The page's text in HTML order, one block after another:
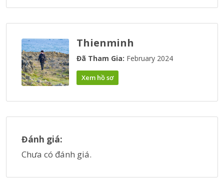
Thienminh
Đã Tham Gia: February 2024
Xem hồ sơ
Đánh giá:
Chưa có đánh giá.